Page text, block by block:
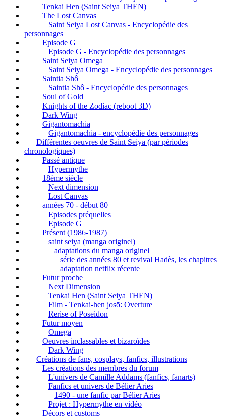
Tenkai Hen (Saint Seiya THEN)
The Lost Canvas
Saint Seiya Lost Canvas - Encyclopédie des
personnages
Episode G
Episode G - Encyclopédie des personnages
Saint Seiya Omega
Saint Seiya Omega - Encyclopédie des personnages
Saintia Shô
Saintia Shô - Encyclopédie des personnages
Soul of Gold
Knights of the Zodiac (reboot 3D)
Dark Wing
Gigantomachia
Gigantomachia - encyclopédie des personnages
Différentes oeuvres de Saint Seiya (par périodes
chronologiques)
Passé antique
Hypermythe
18ème siècle
Next dimension
Lost Canvas
années 70 - début 80
Episodes préquelles
Episode G
Présent (1986-1987)
saint seiya (manga originel)
adaptations du manga originel
série des années 80 et revival Hadès, les chapitres
adaptation netflix récente
Futur proche
Next Dimension
Tenkai Hen (Saint Seiya THEN)
Film - Tenkai-hen josō: Overture
Rerise of Poseidon
Futur moyen
Omega
Oeuvres inclassables et bizaroïdes
Dark Wing
Créations de fans, cosplays, fanfics, illustrations
Les créations des membres du forum
L'univers de Camille Addams (fanfics, fanarts)
Fanfics et univers de Bélier Aries
1490 - une fanfic par Bélier Aries
Projet : Hypermythe en vidéo
Décors et customs